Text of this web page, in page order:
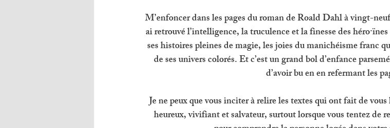
M’enfoncer dans les pages du roman de Roald Dahl à vingt-
ai retrouvé l’intelligence, la truculence et la finesse des
ses histoires pleines de magie, les joies du manichéisme franc
de ses univers colorés. Et c’est un grand bol d’enfance
d’avoir bu en en refermant les
Je ne peux que vous inciter à relire les textes qui ont fait de vous
heureux, vivifiant et salvateur, surtout lorsque vous tentez de